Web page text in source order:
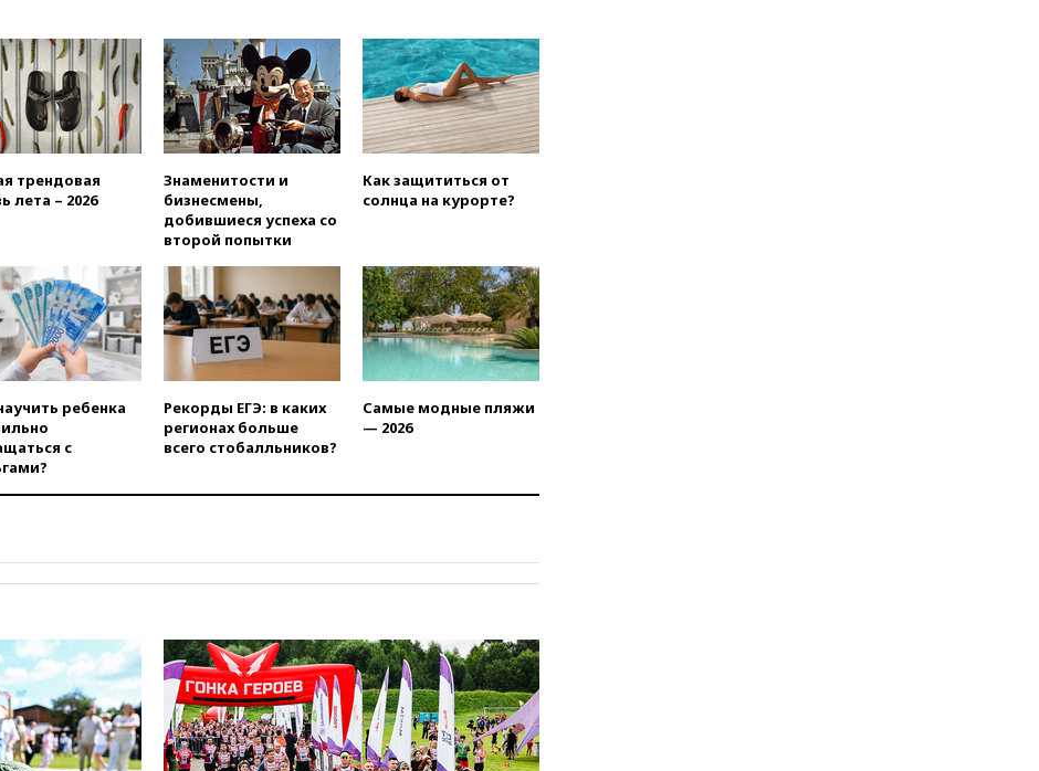
арсенала США
вчера, 23:28Слуцкий призвал
признать «Яблоко»
нежелательной организацией
вчера, 23:15В Смоленске
ребенок и женщина погибли
при падении деревьев во
время урагана
пятницу ожидаются ливни
вчера, 22:35Винисиус
продлил контракт с «Реалом»
до 2032 года
вчера, 22:28Отказаться от
российского гражданства
станет значительно дороже
вчера, 22:20
штурмовую дивизию
доклад о ситуации на
добропольском направлении
признала нежелательным в
РФ американский Human
Rights Foundation
вчера, 21:35«Аэрофлот»
отменяет часть рейсов в Сочи
и Геленджик
трендовая
лета – 2026
Знаменитости и
бизнесмены,
добившиеся успеха со
второй попытки
Как защититься от
солнца на курорте?
ребенка
с
Рекорды ЕГЭ: в каких
регионах больше
всего стобалльников?
Самые модные пляжи
— 2026